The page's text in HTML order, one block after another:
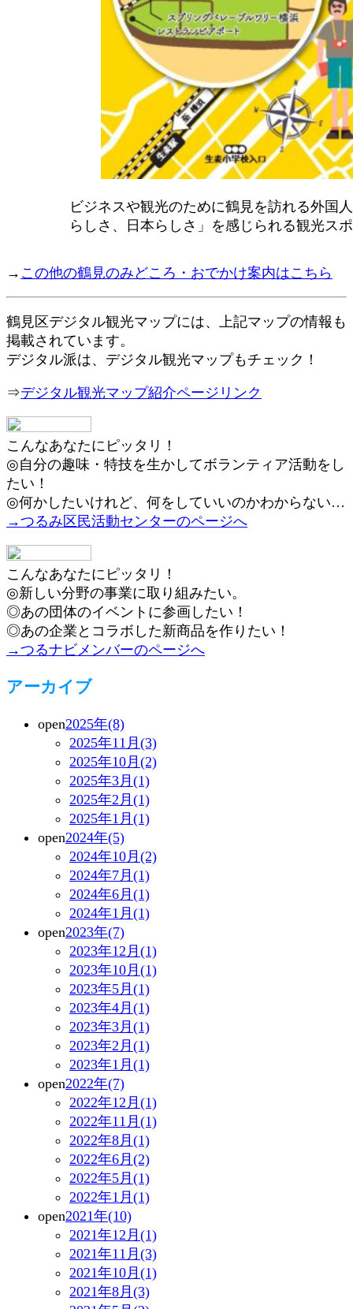
ビジネスや観光のために鶴見を訪れる外国
らしさ、日本らしさ」を感じられる観光ス
→ この他の鶴見のみどころ・おでかけ案内はこちら
鶴見区デジタル観光マップには、上記マップの情報も
掲載されています。
デジタル派は、デジタル観光マップもチェック！
⇒デジタル観光マップ紹介ページリンク
こんなあなたにピッタリ！
◎自分の趣味・特技を生かしてボランティア活動をし
たい！
◎何かしたいけれど、何をしていいのかわからない…
→つるみ区民活動センターのページへ
こんなあなたにピッタリ！
◎新しい分野の事業に取り組みたい。
◎あの団体のイベントに参画したい！
◎あの企業とコラボした新商品を作りたい！
→つるナビメンバーのページへ
アーカイブ
open2025年(8)
2025年11月(3)
2025年10月(2)
2025年3月(1)
2025年2月(1)
2025年1月(1)
open2024年(5)
2024年10月(2)
2024年7月(1)
2024年6月(1)
2024年1月(1)
open2023年(7)
2023年12月(1)
2023年10月(1)
2023年5月(1)
2023年4月(1)
2023年3月(1)
2023年2月(1)
2023年1月(1)
open2022年(7)
2022年12月(1)
2022年11月(1)
2022年8月(1)
2022年6月(2)
2022年5月(1)
2022年1月(1)
open2021年(10)
2021年12月(1)
2021年11月(3)
2021年10月(1)
2021年8月(3)